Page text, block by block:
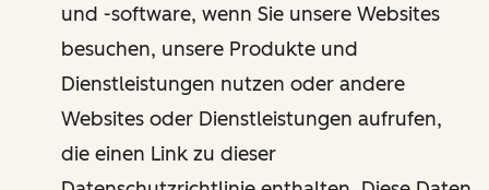
und -software, wenn Sie unsere Websites
besuchen, unsere Produkte und
Dienstleistungen nutzen oder andere
Websites oder Dienstleistungen aufrufen,
die einen Link zu dieser